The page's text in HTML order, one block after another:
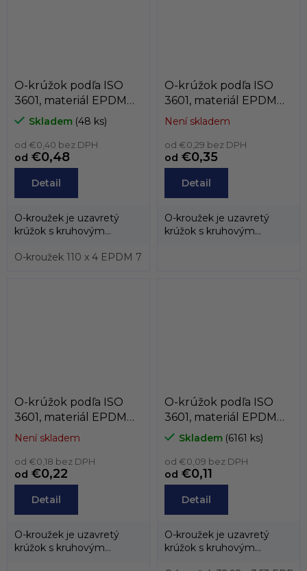
O-krúžok podľa ISO
3601, materiál EPDM
70, podľa vnútorného
priemeru, od 100mm
do 149,6mm
Skladem (48 ks)
od €0,40 bez DPH
od €0,48
Detail
O-kroužek je uzavretý
krúžok s kruhovým
prevažne z...
O-kroužek 110 x 4 EPDM 70, ISO3601
O-krúžok podľa ISO
3601, materiál EPDM
70, podľa vnútorného
99,6mm
Není skladem
od €0,29 bez DPH
od €0,35
Detail
O-kroužek je uzavretý
krúžok s kruhovým
O-krúžok podľa ISO
3601, materiál EPDM
70, podľa vnútorného
74,8mm
Není skladem
od €0,18 bez DPH
od €0,22
Detail
O-kroužek je uzavretý
krúžok s kruhovým
O-krúžok podľa ISO
3601, materiál EPDM
70, podľa vnútorného
priemeru, od 30mm do
49,8mm
Skladem (6161 ks)
od €0,09 bez DPH
od €0,11
Detail
O-kroužek je uzavretý
krúžok s kruhovým